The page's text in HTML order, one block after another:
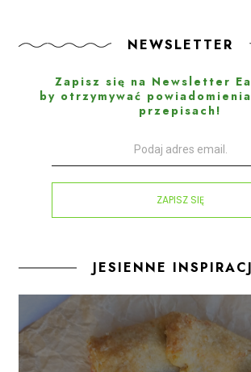
NEWSLETTER
Zapisz się na Newsletter
by otrzymywać
przepisach!
ZAPISZ SIĘ
JESIENNE